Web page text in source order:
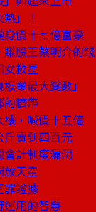
」！
價十七億富豪
股王蔡明介的錢
女救星
業最大變數」
的臍帶
，喊價十五億
賣到四百元
計制度漏洞
放天空
罪證據
用的智慧